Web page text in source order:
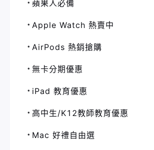
蘋果人必備
Apple Watch 熱賣中
AirPods 熱銷搶購
無卡分期優惠
iPad 教育優惠
高中生/K12教師教育優惠
Mac 好禮自由選